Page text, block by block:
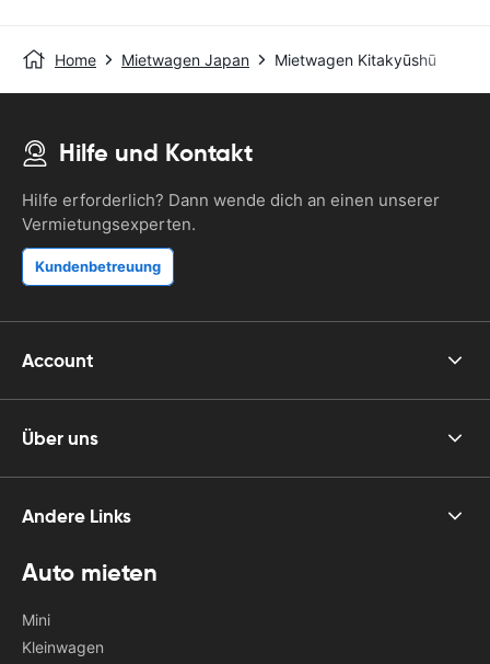
Home Mietwagen Japan Mietwagen Kitakyūshū
Hilfe und Kontakt
Hilfe erforderlich? Dann wende dich an einen unserer
Vermietungsexperten.
Kundenbetreuung
Account
Über uns
Andere Links
Auto mieten
Mini
Kleinwagen